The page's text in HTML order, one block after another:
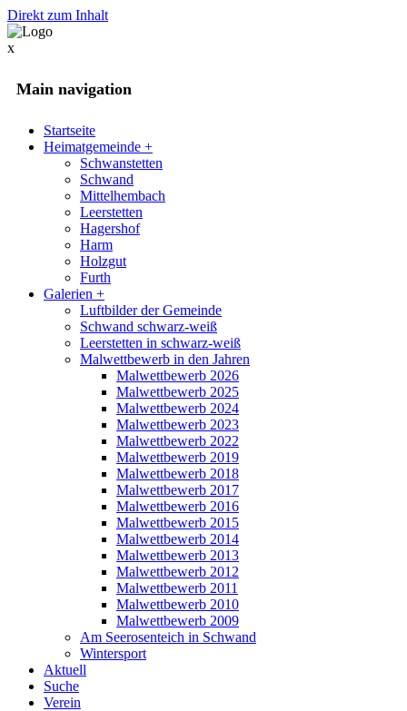
Direkt zum Inhalt
x
Main navigation
Startseite
Heimatgemeinde +
Schwanstetten
Schwand
Mittelhembach
Leerstetten
Hagershof
Harm
Holzgut
Furth
Galerien +
Luftbilder der Gemeinde
Schwand schwarz-weiß
Leerstetten in schwarz-weiß
Malwettbewerb in den Jahren
Malwettbewerb 2026
Malwettbewerb 2025
Malwettbewerb 2024
Malwettbewerb 2023
Malwettbewerb 2022
Malwettbewerb 2019
Malwettbewerb 2018
Malwettbewerb 2017
Malwettbewerb 2016
Malwettbewerb 2015
Malwettbewerb 2014
Malwettbewerb 2013
Malwettbewerb 2012
Malwettbewerb 2011
Malwettbewerb 2010
Malwettbewerb 2009
Am Seerosenteich in Schwand
Wintersport
Aktuell
Suche
Verein